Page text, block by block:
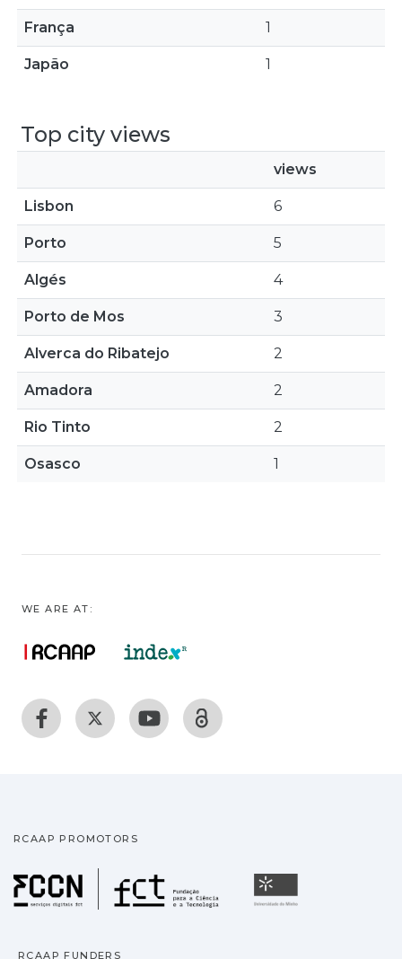
França 1
Japão 1
Top city views
views
Lisbon 6
Porto 5
Algés 4
Porto de Mos 3
Alverca do Ribatejo 2
Amadora 2
Rio Tinto 2
Osasco 1
WE ARE AT:
RCAAP PROMOTORS
Fundação para a
RCAAP FUNDERS